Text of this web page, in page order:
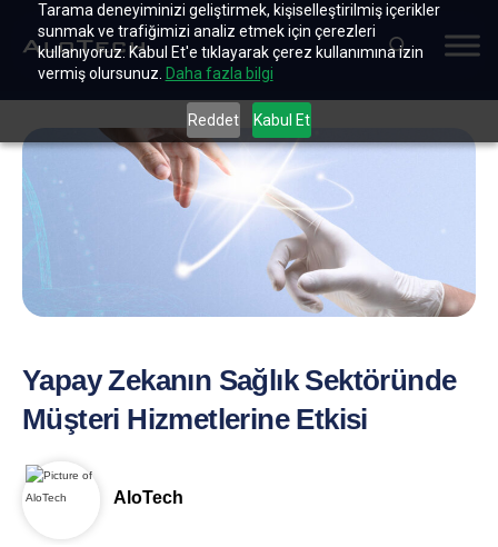
Tarama deneyiminizi geliştirmek, kişiselleştirilmiş içerikler
sunmak ve trafiğimizi analiz etmek için çerezleri
kullanıyoruz. Kabul Et'e tıklayarak çerez kullanımına izin
vermiş olursunuz. Daha fazla bilgi
Reddet Kabul Et
Yapay Zekanın Sağlık Sektöründe
Müşteri Hizmetlerine Etkisi
AloTech